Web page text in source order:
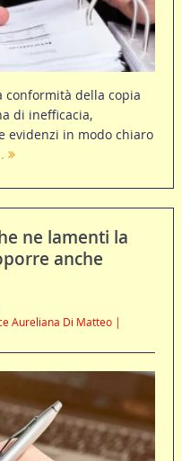
conformità della copia
di inefficacia,
evidenzi in modo chiaro
ne lamenti la
anche
Aureliana Di Matteo |